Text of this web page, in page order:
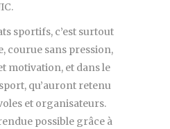
sportifs, c’est surtout
courue sans pression,
motivation, et dans le
qu’auront retenu
et organisateurs.
possible grâce à